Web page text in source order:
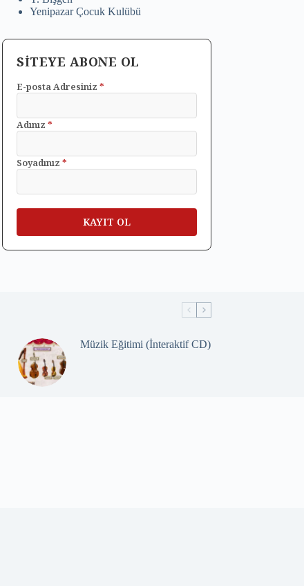
Yenipazar Çocuk Kulübü
SİTEYE ABONE OL
E-posta Adresiniz*
Adınız*
Soyadınız*
Müzik Eğitimi (İnteraktif CD)